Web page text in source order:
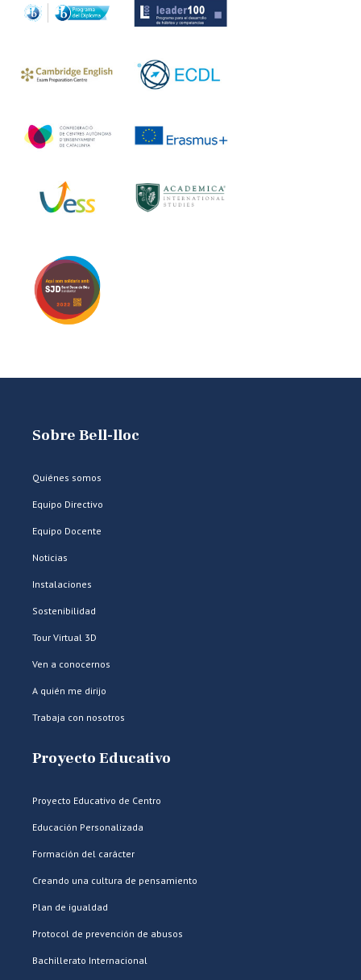
Sobre Bell-lloc
Quiénes somos
Equipo Directivo
Equipo Docente
Noticias
Instalaciones
Sostenibilidad
Tour Virtual 3D
Ven a conocernos
A quién me dirijo
Trabaja con nosotros
Proyecto Educativo
Proyecto Educativo de Centro
Educación Personalizada
Formación del carácter
Creando una cultura de pensamiento
Plan de igualdad
Protocol de prevención de abusos
Bachillerato Internacional